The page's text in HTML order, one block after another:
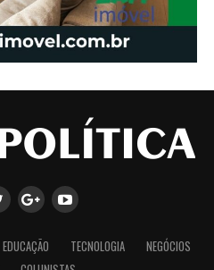
EDUCAÇÃO TECNOLOGIA
NEGÓCIOS